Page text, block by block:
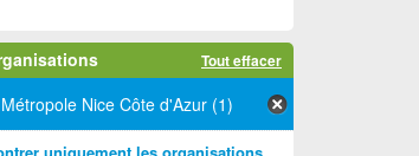
Tout effacer
Métropole Nice Côte d'Azur (1)